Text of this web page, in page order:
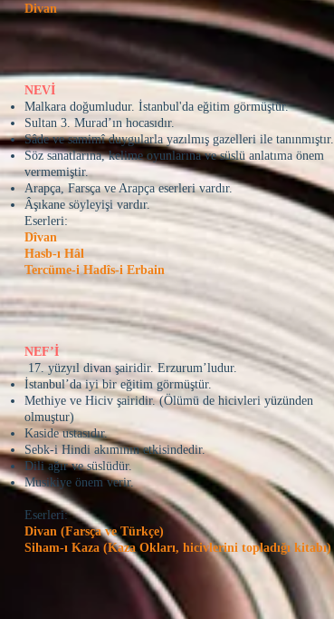
Divan
NEVİ
Malkara doğumludur. İstanbul'da eğitim görmüştür.
Sultan 3. Murad’ın hocasıdır.
Sâde ve samimî duygularla yazılmış gazelleri ile tanınmıştır.
Söz sanatlarına, kelime oyunlarına ve süslü anlatıma önem
vermemiştir.
Arapça, Farsça ve Arapça eserleri vardır.
Âşıkane söyleyişi vardır.
Eserleri:
Dîvan
Hasb-ı Hâl
Tercüme-i Hadîs-i Erbain
NEF’İ
17. yüzyıl divan şairidir. Erzurum’ludur.
İstanbul’da iyi bir eğitim görmüştür.
Methiye ve Hiciv şairidir. (Ölümü de hicivleri yüzünden
olmuştur)
Kaside ustasıdır.
Sebk-i Hindi akımının etkisindedir.
Dili ağır ve süslüdür.
Musikiye önem verir.
Eserleri:
Divan (Farsça ve Türkçe)
Siham-ı Kaza (Kaza Okları, hicivlerini topladığı kitabı)